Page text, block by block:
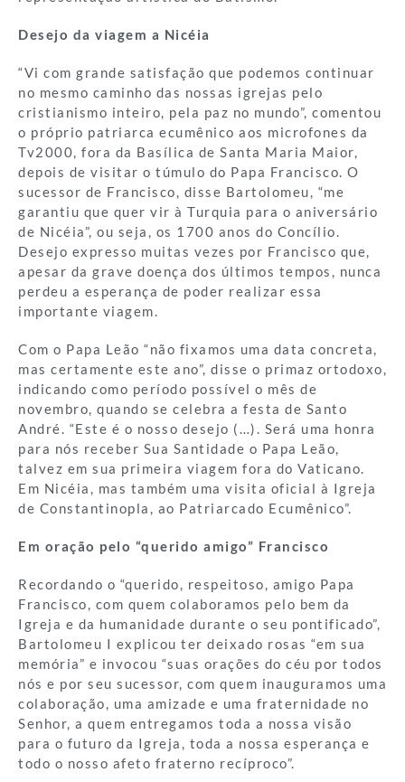
Desejo da viagem a Nicéia
“Vi com grande satisfação que podemos continuar
no mesmo caminho das nossas igrejas pelo
cristianismo inteiro, pela paz no mundo”, comentou
o próprio patriarca ecumênico aos microfones da
Tv2000, fora da Basílica de Santa Maria Maior,
depois de visitar o túmulo do Papa Francisco. O
sucessor de Francisco, disse Bartolomeu, “me
garantiu que quer vir à Turquia para o aniversário
de Nicéia”, ou seja, os 1700 anos do Concílio.
Desejo expresso muitas vezes por Francisco que,
apesar da grave doença dos últimos tempos, nunca
perdeu a esperança de poder realizar essa
importante viagem.
Com o Papa Leão “não fixamos uma data concreta,
mas certamente este ano”, disse o primaz ortodoxo,
indicando como período possível o mês de
novembro, quando se celebra a festa de Santo
André. “Este é o nosso desejo (…). Será uma honra
para nós receber Sua Santidade o Papa Leão,
talvez em sua primeira viagem fora do Vaticano.
Em Nicéia, mas também uma visita oficial à Igreja
de Constantinopla, ao Patriarcado Ecumênico”.
Em oração pelo “querido amigo” Francisco
Recordando o “querido, respeitoso, amigo Papa
Francisco, com quem colaboramos pelo bem da
Igreja e da humanidade durante o seu pontificado”,
Bartolomeu I explicou ter deixado rosas “em sua
memória” e invocou “suas orações do céu por todos
nós e por seu sucessor, com quem inauguramos uma
colaboração, uma amizade e uma fraternidade no
Senhor, a quem entregamos toda a nossa visão
para o futuro da Igreja, toda a nossa esperança e
todo o nosso afeto fraterno recíproco”.